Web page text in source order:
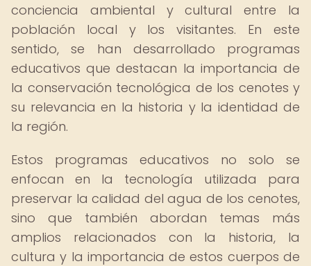
conciencia ambiental y cultural entre la
población local y los visitantes. En este
sentido, se han desarrollado programas
educativos que destacan la importancia de
la conservación tecnológica de los cenotes y
su relevancia en la historia y la identidad de
la región.
Estos programas educativos no solo se
enfocan en la tecnología utilizada para
preservar la calidad del agua de los cenotes,
sino que también abordan temas más
amplios relacionados con la historia, la
cultura y la importancia de estos cuerpos de